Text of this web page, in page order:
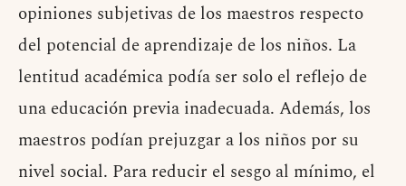
opiniones subjetivas de los maestros respecto
del potencial de aprendizaje de los niños. La
lentitud académica podía ser solo el reflejo de
una educación previa inadecuada. Además, los
maestros podían prejuzgar a los niños por su
nivel social. Para reducir el sesgo al mínimo, el